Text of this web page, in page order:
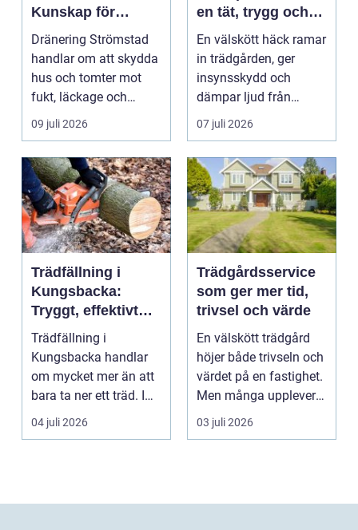
Kunskap för
tryggare
husgrunder
Dränering Strömstad
handlar om att skydda
hus och tomter mot
fukt, läckage och
l&arin...
09 juli 2026
en tät, trygg och
snygg häck året
runt
En välskött häck ramar
in trädgården, ger
insynsskydd och
dämpar ljud från
vägen. Samtidigt kan
häck...
07 juli 2026
Trädfällning i
Kungsbacka:
Tryggt, effektivt
och med omtanke
om hela tomten
Trädfällning i
Kungsbacka handlar
om mycket mer än att
bara ta ner ett träd. I
e...
04 juli 2026
Trädgårdsservice
som ger mer tid,
trivsel och värde
En välskött trädgård
höjer både trivseln och
värdet på en fastighet.
Men många upplever
att tiden, o...
03 juli 2026